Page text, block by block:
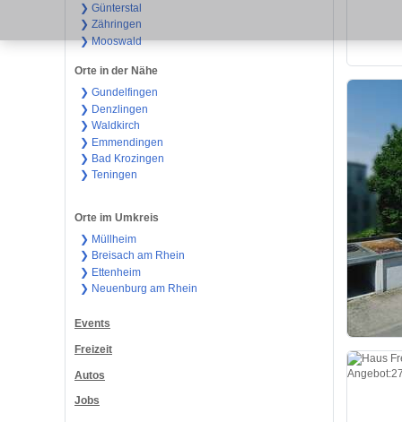
❯ Günterstal
❯ Zähringen
❯ Mooswald
Orte in der Nähe
❯ Gundelfingen
❯ Denzlingen
❯ Waldkirch
❯ Emmendingen
❯ Bad Krozingen
❯ Teningen
Orte im Umkreis
❯ Müllheim
❯ Breisach am Rhein
❯ Ettenheim
❯ Neuenburg am Rhein
Events
Freizeit
Autos
Jobs